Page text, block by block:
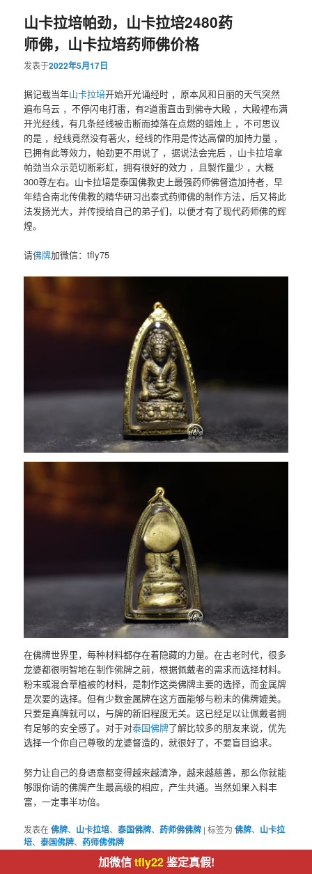
山卡拉培帕劲，山卡拉培2480药
师佛，山卡拉培药师佛价格
发表于2022年5月17日
据记载当年山卡拉培开始开光诵经时 ，原本风和日丽的天气突然
遍布乌云 ，不停闪电打雷，有2道雷直击到佛寺大殿 ，大殿裡布满
开光经线，有几条经线被击断而掉落在点燃的蜡烛上 ，不可思议
的是 ，经线竟然没有著火，经线的作用是传达高僧的加持力量 ，
已拥有此等效力，帕劲更不用说了 ，据说法会完后 ，山卡拉培拿
帕劲当众示范切断彩虹，拥有很好的效力 ，且製作量少 ，大概
300尊左右。山卡拉培是泰国佛教史上最强药师佛督造加持者，早
年结合南北传佛教的精华研习出泰式药师佛的制作方法，后又将此
法发扬光大，并传授给自己的弟子们，以便才有了现代药师佛的辉
煌。
请佛牌加微信：tfly75
在佛牌世界里，每种材料都存在着隐藏的力量。在古老时代，很多
龙婆都很明智地在制作佛牌之前，根据佩戴者的需求而选择材料。
粉末或混合草植被的材料，是制作这类佛牌主要的选择，而金属牌
是次要的选择。但有少数金属牌在这方面能够与粉末的佛牌媲美。
只要是真牌就可以，与牌的新旧程度无关。这已经足以让佩戴者拥
有足够的安全感了。对于对泰国佛牌了解比较多的朋友来说，优先
选择一个你自己尊敬的龙婆督造的，就很好了，不要盲目追求。
努力让自己的身语意都变得越来越清净，越来越慈善，那么你就能
够跟你请的佛牌产生最高级的相应，产生共通。当然如果入料丰
富，一定事半功倍。
发表在佛牌、 山卡拉培、泰国佛牌、药师佛佛牌 |标签为 佛牌、 山卡拉
培、泰国佛牌、药师佛佛牌
加微信tfly22鉴定真假!